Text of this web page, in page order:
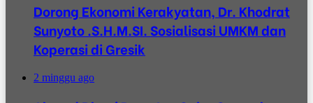
Dorong Ekonomi Kerakyatan, Dr. Khodrat
Sunyoto .S.H.M.SI. Sosialisasi UMKM dan
Koperasi di Gresik
2 minggu ago